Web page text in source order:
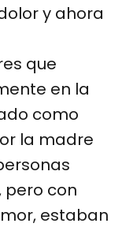
y ahora
que
en la
como
la madre
con
estaban